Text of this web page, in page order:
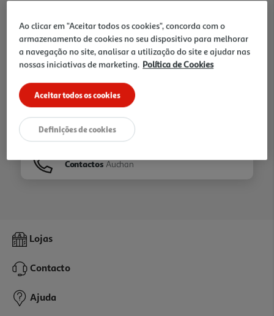
Ir para Homepage
Folhetos
Contactos Auchan
Lojas
Contacto
Ajuda
Ao clicar em "Aceitar todos os cookies", concorda com o
armazenamento de cookies no seu dispositivo para melhorar
a navegação no site, analisar a utilização do site e ajudar nas
nossas iniciativas de marketing. Política de Cookies
Aceitar todos os cookies
Definições de cookies